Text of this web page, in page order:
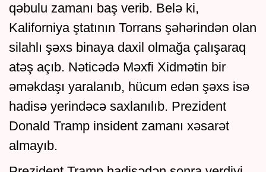
qəbulu zamanı baş verib. Belə ki,
Kaliforniya ştatının Torrans şəhərindən olan
silahlı şəxs binaya daxil olmağa çalışaraq
atəş açıb. Nəticədə Məxfi Xidmətin bir
əməkdaşı yaralanıb, hücum edən şəxs isə
hadisə yerindəcə saxlanılıb. Prezident
Donald Tramp insident zamanı xəsarət
almayıb.